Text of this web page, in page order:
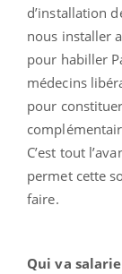
d’installation
nous installer
pour habiller
médecins
pour
C’est tout
permet cette
faire.
Qui va